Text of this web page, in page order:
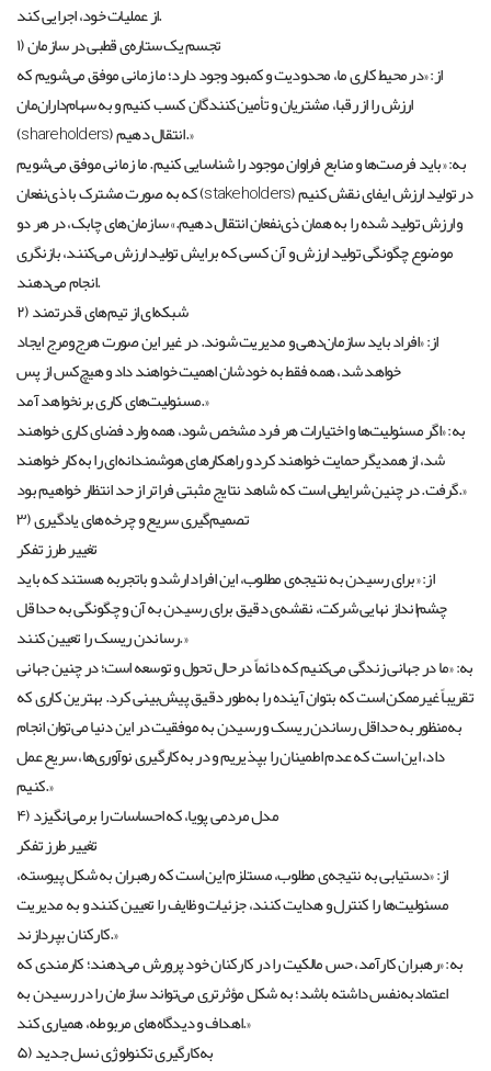
از عملیات خود، اجرایی کند.
۱) تجسم یک ستاره‌ی قطبی در سازمان
از: «در محیط کاری ما، محدودیت و کمبود وجود دارد؛ ما زمانی موفق می‌شویم که
ارزش را از رقبا، مشتریان و تأمین‌کنندگان کسب کنیم و به سهام‌داران‌مان
(shareholders) انتقال دهیم.»
به: «باید فرصت‌ها و منابع فراوان موجود را شناسایی کنیم. ما زمانی موفق می‌شویم
که به صورت مشترک با ذی‌نفعان (stakeholders) در تولید ارزش ایفای نقش کنیم
و ارزش تولید شده را به همان ذی‌نفعان انتقال دهیم.» سازمان‌های چابک، در هر دو
موضوع چگونگی تولید ارزش و آن کسی که برایش تولید ارزش می‌کنند، بازنگری
انجام می‌دهند.
۲) شبکه‌ای از تیم‌های قدرتمند
از: «افراد باید سازمان‌دهی و مدیریت شوند. در غیر این صورت هرج‌ومرج ایجاد
خواهد شد، همه فقط به خودشان اهمیت خواهند داد و هیچ‌کس از پس
مسئولیت‌های کاری برنخواهد آمد.»
به: «اگر مسئولیت‌ها و اختیارات هر فرد مشخص شود، همه وارد فضای کاری خواهند
شد، از همدیگر حمایت خواهند کرد و راهکارهای هوشمندانه‌ای را به‌کار خواهند
گرفت. در چنین شرایطی است که شاهد نتایج مثبتی فراتر از حد انتظار خواهیم بود.»
۳) تصمیم‌گیری سریع و چرخه‌های یادگیری
تغییر طرز تفکر
از: «برای رسیدن به نتیجه‌ی مطلوب، این افراد ارشد و باتجربه هستند که باید
چشم‌انداز نهایی شرکت، نقشه‌ی دقیق برای رسیدن به آن و چگونگی به حداقل
رساندن ریسک را تعیین کنند.»
به: «ما در جهانی زندگی می‌کنیم که دائماً در حال تحول و توسعه است؛ در چنین جهانی
تقریباً غیرممکن است که بتوان آینده را به‌طور دقیق پیش‌بینی کرد. بهترین کاری که
به‌منظور به حداقل رساندن ریسک و رسیدن به موفقیت در این دنیا می‌توان انجام
داد، این است که عدم اطمینان را بپذیریم و در به‌کارگیری نوآوری‌ها، سریع عمل
کنیم.»
۴) مدل مردمی پویا، که احساسات را برمی‌انگیزد
تغییر طرز تفکر
از: «دستیابی به نتیجه‌ی مطلوب، مستلزم این است که رهبران به شکل پیوسته،
مسئولیت‌ها را کنترل و هدایت کنند، جزئیات وظایف را تعیین کنند و به مدیریت
کارکنان بپردازند.»
به: «رهبران کارآمد، حس مالکیت را در کارکنان خود پرورش می‌دهند؛ کارمندی که
اعتمادبه‌نفس داشته باشد؛ به شکل مؤثرتری می‌تواند سازمان را در رسیدن به
اهداف و دیدگاه‌های مربوطه، همیاری کند.»
۵) به‌کارگیری تکنولوژی نسل جدید